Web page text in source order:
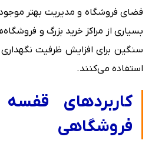
فضای فروشگاه و مدیریت بهتر موجودی
بسیاری از مراکز خرید بزرگ و
سنگین برای افزایش ظرفیت
استفاده می‌کنند.
کاربردهای
فروشگاهی